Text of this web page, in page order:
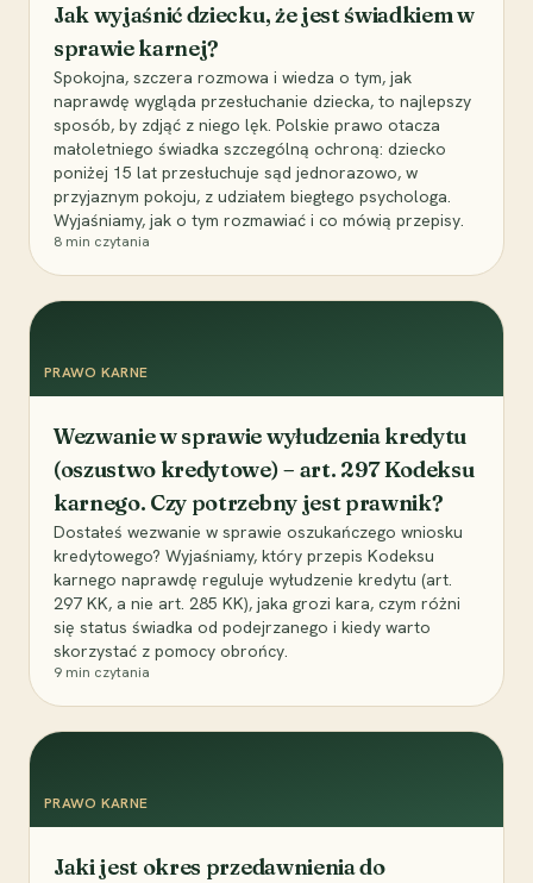
Jak wyjaśnić dziecku, że jest świadkiem w
sprawie karnej?
Spokojna, szczera rozmowa i wiedza o tym, jak
naprawdę wygląda przesłuchanie dziecka, to najlepszy
sposób, by zdjąć z niego lęk. Polskie prawo otacza
małoletniego świadka szczególną ochroną: dziecko
poniżej 15 lat przesłuchuje sąd jednorazowo, w
przyjaznym pokoju, z udziałem biegłego psychologa.
Wyjaśniamy, jak o tym rozmawiać i co mówią przepisy.
8 min czytania
PRAWO KARNE
Wezwanie w sprawie wyłudzenia kredytu
(oszustwo kredytowe) – art. 297 Kodeksu
karnego. Czy potrzebny jest prawnik?
Dostałeś wezwanie w sprawie oszukańczego wniosku
kredytowego? Wyjaśniamy, który przepis Kodeksu
karnego naprawdę reguluje wyłudzenie kredytu (art.
297 KK, a nie art. 285 KK), jaka grozi kara, czym różni
się status świadka od podejrzanego i kiedy warto
skorzystać z pomocy obrońcy.
9 min czytania
PRAWO KARNE
Jaki jest okres przedawnienia do